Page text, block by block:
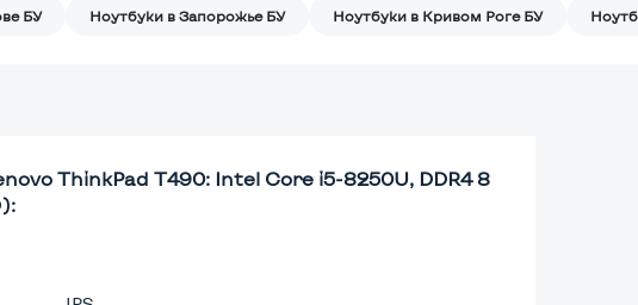
БУ Ноутбуки в Запорожье БУ Ноутбуки в Кривом Роге БУ
ThinkPad T490: Intel Core i5-8250U, DDR4 8